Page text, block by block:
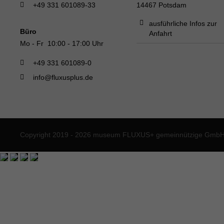
+49 331 601089-33
Büro
Mo - Fr 10:00 - 17:00 Uhr
+49 331 601089-0
info@fluxusplus.de
14467 Potsdam
ausführliche Infos zur
Anfahrt
Copyright 2019 - 2026 museum FLUXUS+ gemeinnützige